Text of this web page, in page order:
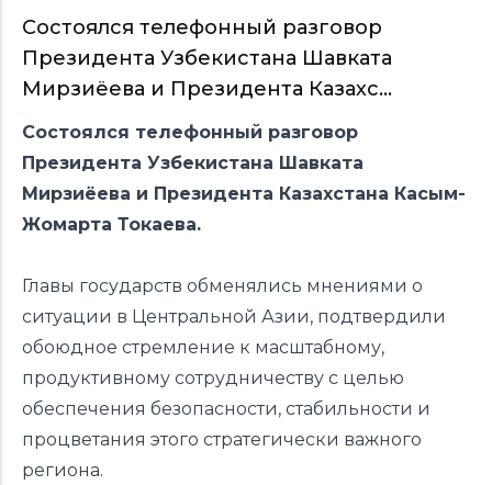
Состоялся телефонный разговор
Президента Узбекистана Шавката
Мирзиёева и Президента Казахс...
Состоялся телефонный разговор
Президента Узбекистана Шавката
Мирзиёева и Президента Казахстана Касым-
Жомарта Токаева.
Главы государств обменялись мнениями о
ситуации в Центральной Азии, подтвердили
обоюдное стремление к масштабному,
продуктивному сотрудничеству с целью
обеспечения безопасности, стабильности и
процветания этого стратегически важного
региона.